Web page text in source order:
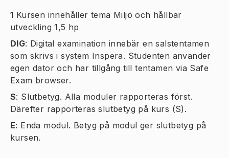
1 Kursen innehåller tema Miljö och hållbar
utveckling 1,5 hp
DIG: Digital examination innebär en salstentamen
som skrivs i system Inspera. Studenten använder
egen dator och har tillgång till tentamen via Safe
Exam browser.
S: Slutbetyg. Alla moduler rapporteras först.
Därefter rapporteras slutbetyg på kurs (S).
E: Enda modul. Betyg på modul ger slutbetyg på
kursen.